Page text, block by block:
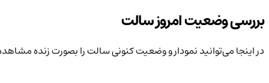
بررسی وضعیت امروز سالت
در اینجا می‌توانید نمودار و وضعیت کنونی سالت را بصورت زنده